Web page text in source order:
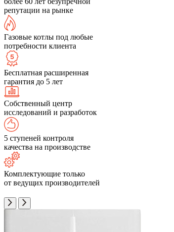
репутации на рынке
Газовые котлы под любые
потребности клиента
Бесплатная расширенная
гарантия до 5 лет
Собственный центр
исследований и разработок
5 ступеней контроля
качества на производстве
Комплектующие только
от ведущих производителей